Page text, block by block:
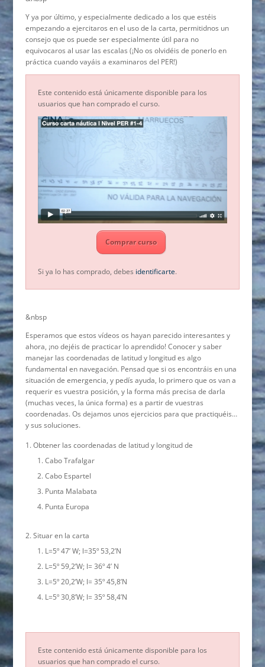
Y ya por último, y especialmente dedicado a los que estéis
empezando a ejercitaros en el uso de la carta, permitidnos un
consejo que os puede ser especialmente útil para no
equivocaros al usar las escalas (¡No os olvidéis de ponerlo en
práctica cuando vayáis a examinaros del PER!)
Este contenido está únicamente disponible para los
usuarios que han comprado el curso.
Comprar curso
Si ya lo has comprado, debes identificarte.
&nbsp
Esperamos que estos vídeos os hayan parecido interesantes y
ahora, ¡no dejéis de practicar lo aprendido! Conocer y saber
manejar las coordenadas de latitud y longitud es algo
fundamental en navegación. Pensad que si os encontráis en una
situación de emergencia, y pedís ayuda, lo primero que os van a
requerir es vuestra posición, y la forma más precisa de darla
(muchas veces, la única forma) es a partir de vuestras
coordenadas. Os dejamos unos ejercicios para que practiquéis…
y sus soluciones.
Obtener las coordenadas de latitud y longitud de
Cabo Trafalgar
Cabo Espartel
Punta Malabata
Punta Europa
Situar en la carta
L=5º 47’ W; l=35º 53,2’N
L=5º 59,2’W; l= 36º 4’ N
L=5º 20,2’W; l= 35º 45,8’N
L=5º 30,8’W; l= 35º 58,4’N
Este contenido está únicamente disponible para los
usuarios que han comprado el curso.